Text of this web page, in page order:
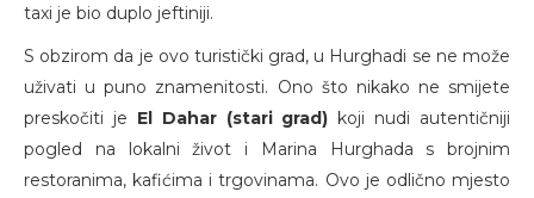
taxi je bio duplo jeftiniji.
S obzirom da je ovo turistički grad, u Hurghadi se ne može
uživati u puno znamenitosti. Ono što nikako ne smijete
preskočiti je El Dahar (stari grad) koji nudi autentičniji
pogled na lokalni život i Marina Hurghada s brojnim
restoranima, kafićima i trgovinama. Ovo je odlično mjesto